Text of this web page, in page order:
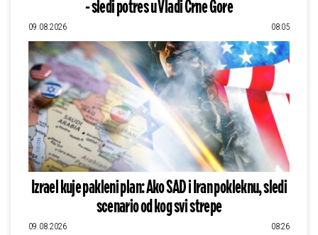
- sledi potres u Vladi Crne Gore
09.08.2026 08:05
Izrael kuje pakleni plan: Ako SAD i Iran pokleknu, sledi
scenario od kog svi strepe
09.08.2026 08:26